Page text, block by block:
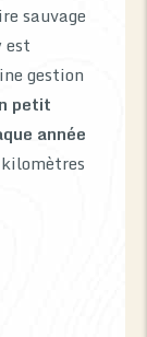
sauvage
est
gestion
petit
année